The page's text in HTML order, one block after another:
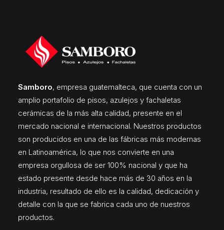
Samboro, empresa guatemalteca, que cuenta con un
amplio portafolio de pisos, azulejos y fachaletas
cerámicas de la más alta calidad, presente en el
mercado nacional e internacional. Nuestros productos
son producidos en una de las fábricas más modernas
en Latinoamérica, lo que nos convierte en una
empresa orgullosa de ser 100% nacional y que ha
estado presente desde hace más de 30 años en la
industria, resultado de ello es la calidad, dedicación y
detalle con la que se fabrica cada uno de nuestros
productos.